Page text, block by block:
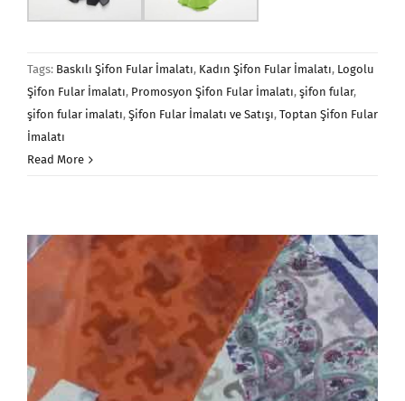
Tags: Baskılı Şifon Fular İmalatı, Kadın Şifon Fular İmalatı, Logolu
Şifon Fular İmalatı, Promosyon Şifon Fular İmalatı, şifon fular,
şifon fular imalatı, Şifon Fular İmalatı ve Satışı, Toptan Şifon Fular
İmalatı
Read More